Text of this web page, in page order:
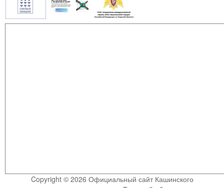
Copyright © 2026 Официальный сайт Кашинского